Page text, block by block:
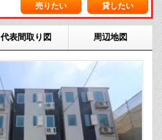
売りたい 貸したい
代表間取り図 周辺地図